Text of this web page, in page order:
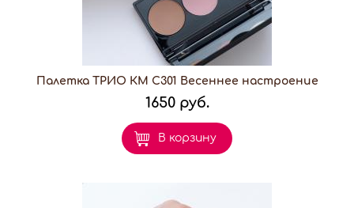
Палетка ТРИО КМ С301 Весеннее настроение
1650 руб.
В корзину